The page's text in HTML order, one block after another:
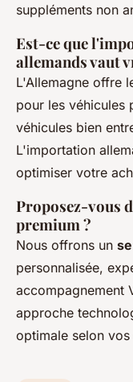
suppléments non
Est-ce que
allemands vaut
L'Allemagne offre
pour les véhicules
véhicules bien
L'importation
optimiser votre
Proposez-vous
premium ?
Nous offrons un
personnalisée,
accompagnement
approche
optimale selon